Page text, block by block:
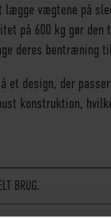
vægtene på
på 600 kg gør den
deres bentræning
et design, der
konstruktion,
BRUG.